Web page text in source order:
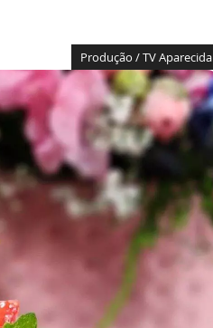
Produção / TV Aparecida